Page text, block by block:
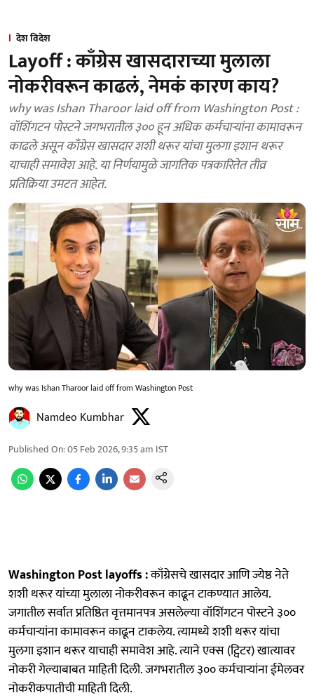
देश विदेश
Layoff : काँग्रेस खासदाराच्या मुलाला
नोकरीवरून काढलं, नेमकं कारण काय?
why was Ishan Tharoor laid off from Washington Post :
वॉशिंगटन पोस्टने जगभरातील ३०० हून अधिक कर्मचाऱ्यांना कामावरून
काढले असून काँग्रेस खासदार शशी थरूर यांचा मुलगा इशान थरूर
याचाही समावेश आहे. या निर्णयामुळे जागतिक पत्रकारितेत तीव्र
प्रतिक्रिया उमटत आहेत.
why was Ishan Tharoor laid off from Washington Post
Namdeo Kumbhar
Published On:05 Feb 2026, 9:35 am IST
Washington Post layoffs :काँग्रेसचे खासदार आणि ज्येष्ठ नेते
शशी थरूर यांच्या मुलाला नोकरीवरून काढून टाकण्यात आलेय.
जगातील सर्वात प्रतिष्ठित वृत्तमानपत्र असलेल्या वॉशिंगटन पोस्टने ३००
कर्मचाऱ्यांना कामावरून काढून टाकलेय. त्यामध्ये शशी थरूर यांचा
मुलगा इशान थरूर याचाही समावेश आहे. त्याने एक्स (ट्विटर) खात्यावर
नोकरी गेल्याबाबत माहिती दिली. जगभरातील ३०० कर्मचाऱ्यांना ईमेलवर
नोकरीकपातीची माहिती दिली.